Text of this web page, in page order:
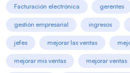
Facturación electrónica gerentes
gestión empresarial ingresos
jefes mejorar las ventas
mejorar mis ventas mejorar ventas